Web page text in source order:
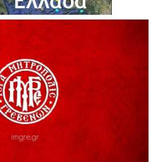
δύναμη
ΣΤΟΝ ΠΡΩΤΕΑ
Συλλόγου Ταξιάρχη προς κ.
του Α΄ κλάδου ύδρευσης